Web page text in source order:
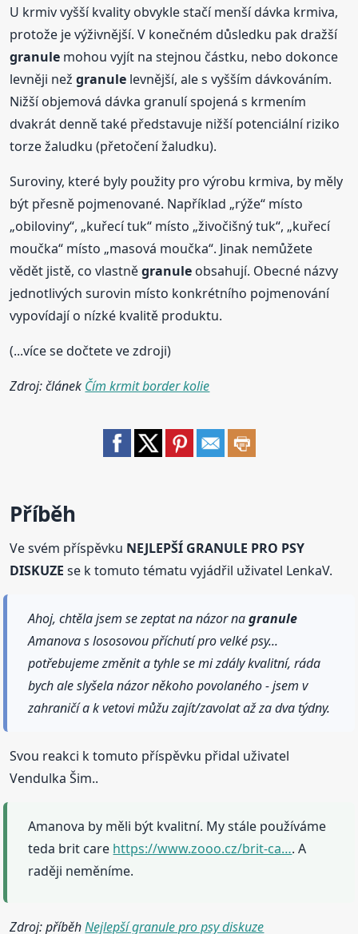
U krmiv vyšší kvality obvykle stačí menší dávka krmiva,
protože je výživnější. V konečném důsledku pak dražší
granule mohou vyjít na stejnou částku, nebo dokonce
levněji nežgranule levnější, ale s vyšším dávkováním.
Nižší objemová dávka granulí spojená s krmením
dvakrát denně také představuje nižší potenciální riziko
torze žaludku (přetočení žaludku).
Suroviny, které byly použity pro výrobu krmiva, by měly
být přesně pojmenované. Například „rýže“ místo
„obiloviny“, „kuřecí tuk“ místo „živočišný tuk“, „kuřecí
moučka“ místo „masová moučka“. Jinak nemůžete
vědět jistě, co vlastněgranule obsahují. Obecné názvy
jednotlivých surovin místo konkrétního pojmenování
vypovídají o nízké kvalitě produktu.
(...více se dočtete ve zdroji)
Zdroj: článek Čím krmit border kolie
Příběh
Ve svém příspěvku NEJLEPŠÍ GRANULE PRO PSY
DISKUZE se k tomuto tématu vyjádřil uživatel LenkaV.
Ahoj, chtěla jsem se zeptat na názor nagranule
Amanova s lososovou příchutí pro velké psy...
potřebujeme změnit a tyhle se mi zdály kvalitní, ráda
bych ale slyšela názor někoho povolaného - jsem v
zahraničí a k vetovi můžu zajít/zavolat až za dva týdny.
Svou reakci k tomuto příspěvku přidal uživatel
Vendulka Šim..
Amanova by měli být kvalitní. My stále používáme
teda brit care https://www.zooo.cz/brit-ca…. A
raději neměníme.
Zdroj: příběhNejlepší granule pro psy diskuze